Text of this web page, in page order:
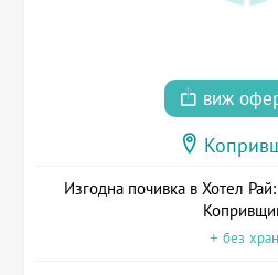
виж
Изгодна почивка в Хотел
+ без